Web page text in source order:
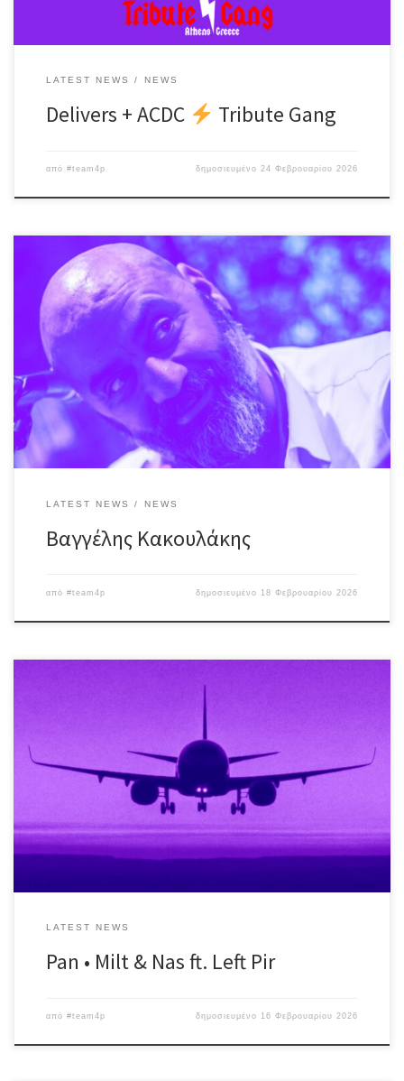
LATEST NEWS NEWS
Delivers + ACDC Tribute Gang
από #team4p δημοσιευμένο24 Φεβρουαρίου 2026
Λίγο πριν την ονομαστική του εορτή και μια ανάσα πριν την 25η
Μαρτίου, ο Βαγγέλης Κακουλάκης ανεβαίνει στη σκηνή μας για ένα
live που ΔΕΝ θα έχει playlist (!) Γιατί το πρόγραμμα το διαλέγετε
ΕΣΕΙΣ! Ένα βράδυ γεμάτο: Έντεχνο, λαϊκό, ροκ, νησιώτικες & funk
ανατροπές, αλλά και τραγούδια – έκπληξη, που θα γίνουν η […]
LATEST NEWS NEWS
Βαγγέλης Κακουλάκης
από #team4p δημοσιευμένο 18 Φεβρουαρίου 2026
στην μουσική παράσταση με τίτλο “Second Coming”!! Το
δυναμικό Trio προ(σ)καλεί το κοινό σε μια πλούσια περιήγηση,
από τους Rolling Stones στον Nick Cave, από τον Neil Young
στους Who κι απ’ τους Pearl Jam και τον Bob Dylan, στον David
[…]
LATEST NEWS
Pan • Milt & Nas ft. Left Pir
από #team4p δημοσιευμένο 16 Φεβρουαρίου 2026